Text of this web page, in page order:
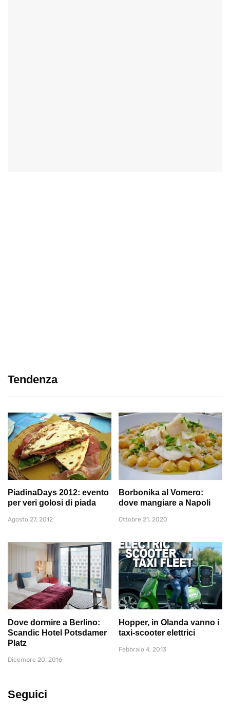
Tendenza
PiadinaDays 2012: evento
per veri golosi di piada
Agosto 27, 2012
Borbonika al Vomero:
dove mangiare a Napoli
Ottobre 21, 2020
Dove dormire a Berlino:
Scandic Hotel Potsdamer
Platz
Dicembre 20, 2016
Hopper, in Olanda vanno i
taxi-scooter elettrici
Febbraio 4, 2013
Seguici